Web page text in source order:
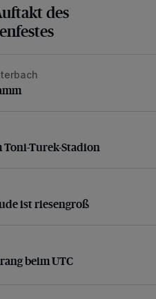
des
Toni-Turek-Stadion
Toni-Turek-Stadion
ist riesengroß
ist riesengroß
beim UTC
beim UTC